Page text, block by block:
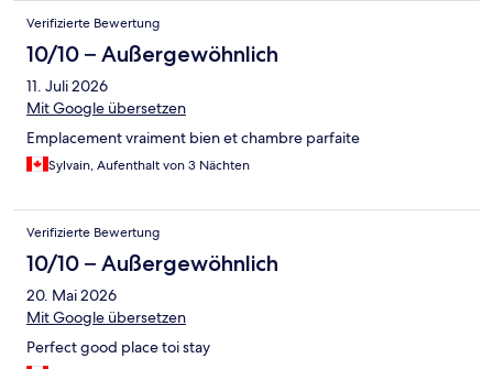
Verifizierte Bewertung
10/10 – Außergewöhnlich
11. Juli 2026
Mit Google übersetzen
Emplacement vraiment bien et chambre parfaite
Sylvain, Aufenthalt von 3 Nächten
Verifizierte Bewertung
10/10 – Außergewöhnlich
20. Mai 2026
Mit Google übersetzen
Perfect good place toi stay